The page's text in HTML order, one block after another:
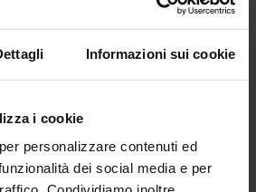
Informazioni sui cookie
i cookie
personalizzare contenuti ed
dei social media e per
Cotone Milot